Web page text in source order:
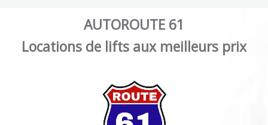
AUTOROUTE 61
Locations de lifts aux meilleurs prix